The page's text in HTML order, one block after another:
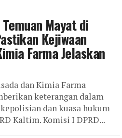
Mayat di
Kejiwaan
Farma Jelaskan
dan Kimia Farma
keterangan dalam
dan kuasa hukum
Kaltim. Komisi I DPRD...